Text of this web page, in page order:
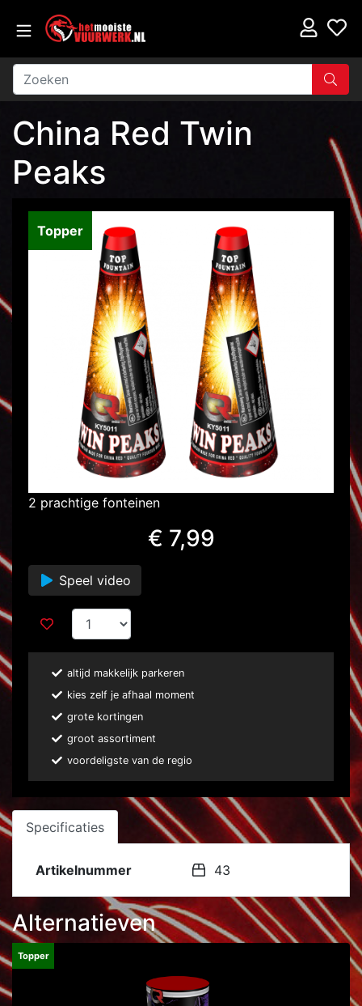
China Red Twin
Peaks
Topper
2 prachtige fonteinen
€ 7,99
Speel video
altijd makkelijk parkeren
kies zelf je afhaal moment
grote kortingen
groot assortiment
voordeligste van de regio
Specificaties
Artikelnummer 43
Alternatieven
Topper